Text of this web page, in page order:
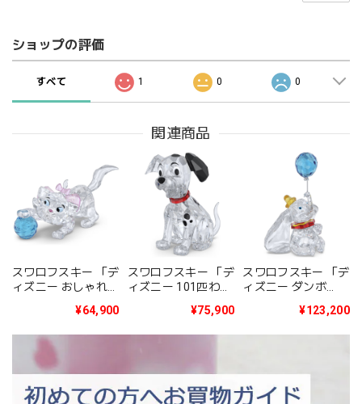
ショップの評価
すべて 1 0 0
関連商品
スワロフスキー 「デ
ィズニー おしゃれキ
Aristocats - Marie」
¥64,900
スワロフスキー 「デ
ィズニー 101匹わん
Dalmatians -¥75,900
スワロフスキー 「デ
ィズニー ダンボ
¥123,200